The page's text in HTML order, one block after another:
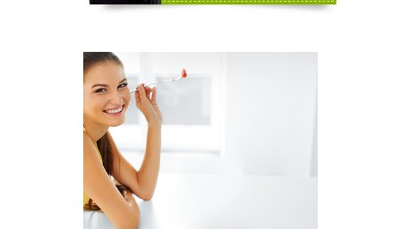
FÉRFI VÁLTOZÓKOR - A
LEHETŐSÉGET LÁSD MEG
Sokan gondolják, hogy a változókor csak a
nőket érinti. Valójában a férfiaknál is
jelentkezik a tesztoszteronszint fokozatos
csökkenése, amit andropauzának vagy